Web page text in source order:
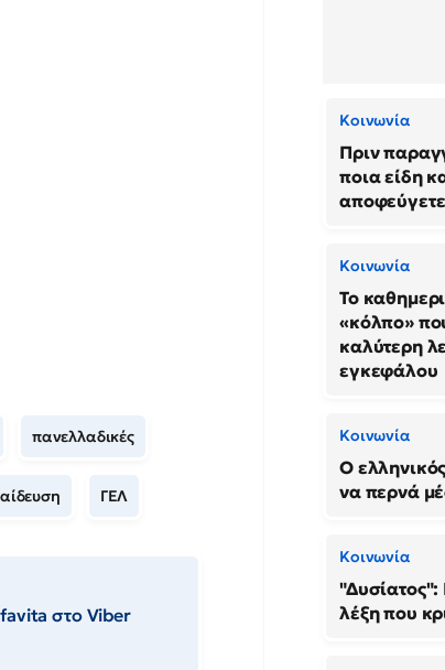
πανελλαδικές
ΓΕΛ
στο Viber
Κοινωνία
Πριν
ποια είδη
Κοινωνία
Το
«κόλπο»
καλύτερη
εγκεφάλου
Κοινωνία
Ο
να περνά
Κοινωνία
λέξη που